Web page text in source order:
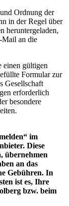
Ordnung der
in der Regel über
heruntergeladen,
Mail an die
einen gültigen
Formular zur
Gesellschaft
erforderlich
besondere
im
Diese
übernehmen
an das
Gebühren. In
ist es, Ihre
bzw. beim